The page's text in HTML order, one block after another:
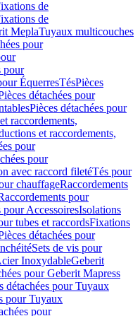
de
de
MeplaTuyaux multicouches
pour
pour
ÉquerresTésPièces
détachées pour
Pièces détachées pour
raccordements,
et raccordements,
pour
pour
avec raccord filetéTés pour
chauffageRaccordements
pour
pour AccessoiresIsolations
tubes et raccordsFixations
détachées pour
Sets de vis pour
InoxydableGeberit
pour Geberit Mapress
détachées pour Tuyaux
pour Tuyaux
pour